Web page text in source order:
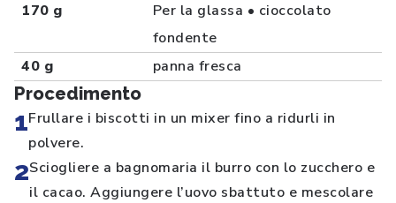
170 g
Per la glassa • cioccolato
fondente
40 g
panna fresca
Procedimento
1Frullare i biscotti in un mixer fino a ridurli in
polvere.
2Sciogliere a bagnomaria il burro con lo zucchero e
il cacao. Aggiungere l’uovo sbattuto e mescolare